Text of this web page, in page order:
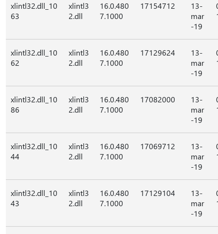
xlintl32.dll_10
63
xlintl3
2.dll
16.0.480
7.1000
17154712
13-
mar
-19
xlintl32.dll_10
62
xlintl3
2.dll
16.0.480
7.1000
17129624
13-
mar
-19
xlintl32.dll_10
86
xlintl3
2.dll
16.0.480
7.1000
17082000
13-
mar
-19
xlintl32.dll_10
44
xlintl3
2.dll
16.0.480
7.1000
17069712
13-
mar
-19
xlintl32.dll_10
43
xlintl3
2.dll
16.0.480
7.1000
17129104
13-
mar
-19